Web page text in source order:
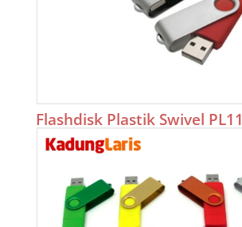
Flashdisk Plastik Swivel PL11